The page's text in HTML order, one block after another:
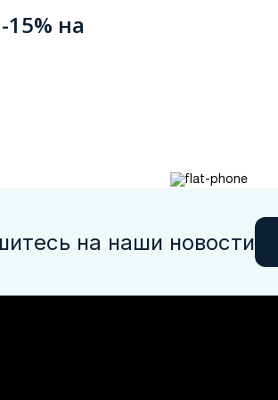
на
на наши новости